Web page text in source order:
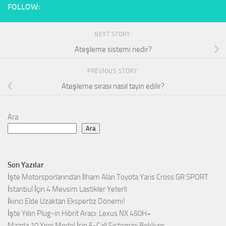
FOLLOW:
NEXT STORY
Ateşleme sistemi nedir?
PREVIOUS STORY
Ateşleme sırası nasıl tayin edilir?
Ara
Ara
Son Yazılar
İşte Motorsporlarından İlham Alan Toyota Yaris Cross GR SPORT
İstanbul İçin 4 Mevsim Lastikler Yeterli
İkinci Elde Uzaktan Ekspertiz Dönemi!
İşte Yılın Plug-in Hibrit Aracı: Lexus NX 450H+